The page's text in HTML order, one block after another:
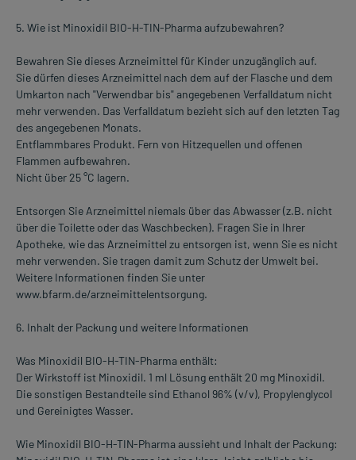
5. Wie ist Minoxidil BIO-H-TIN-Pharma aufzubewahren?
Bewahren Sie dieses Arzneimittel für Kinder unzugänglich auf.
Sie dürfen dieses Arzneimittel nach dem auf der Flasche und dem
Umkarton nach "Verwendbar bis" angegebenen Verfalldatum nicht
mehr verwenden. Das Verfalldatum bezieht sich auf den letzten Tag
des angegebenen Monats.
Entflammbares Produkt. Fern von Hitzequellen und offenen
Flammen aufbewahren.
Nicht über 25 °C lagern.
Entsorgen Sie Arzneimittel niemals über das Abwasser (z.B. nicht
über die Toilette oder das Waschbecken). Fragen Sie in Ihrer
Apotheke, wie das Arzneimittel zu entsorgen ist, wenn Sie es nicht
mehr verwenden. Sie tragen damit zum Schutz der Umwelt bei.
Weitere Informationen finden Sie unter
www.bfarm.de/arzneimittelentsorgung.
6. Inhalt der Packung und weitere Informationen
Was Minoxidil BIO-H-TIN-Pharma enthält:
Der Wirkstoff ist Minoxidil. 1 ml Lösung enthält 20 mg Minoxidil.
Die sonstigen Bestandteile sind Ethanol 96% (v/v), Propylenglycol
und Gereinigtes Wasser.
Wie Minoxidil BIO-H-TIN-Pharma aussieht und Inhalt der Packung: